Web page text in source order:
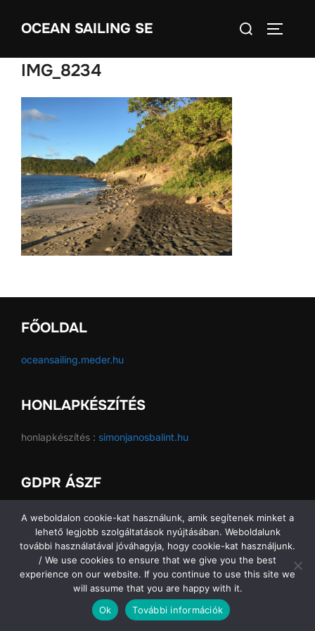
OCEAN SAILING SE
Search
IMG_8234
FŐOLDAL
oceansailing.meder.hu
HONLAPKÉSZÍTÉS
honlapkészítés : simonjanosbalint.hu
GDPR ÁSZF
GDPR ÁSZF
Copyright © 2026 Ocean Sailing SE
A weboldalon cookie-kat használunk, amik segítenek minket a
lehető legjobb szolgáltatások nyújtásában. Weboldalunk
további használatával jóváhagyja, hogy cookie-kat használjunk.
/ We use cookies to ensure that we give you the best
experience on our website. If you continue to use this site we
will assume that you are happy with it.
Ok
További információk